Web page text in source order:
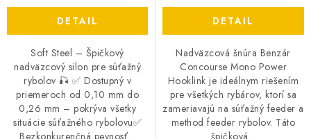
Doprava Navštívte našu predajňu v MARCELOVEJ »
DETAIL
Soft Steel – Špičkový
nadväzcový silon pre súťažný
rybolov 🎣 ✅ Dostupný v
priemeroch od 0,10 mm do
0,26 mm – pokrýva všetky
situácie súťažného rybolovu✅
Bezkonkurenčná pevnosť...
DETAIL
Nadväzcová šnúra Benzár
Concourse Mono Power
Hooklink je ideálnym riešením
pre všetkých rybárov, ktorí sa
zameriavajú na súťažný feeder a
method feeder rybolov. Táto